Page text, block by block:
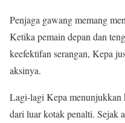
Penjaga gawang memang
Ketika pemain depan dan
keefektifan serangan, Kepa
aksinya.
Lagi-lagi Kepa menunjukkan
dari luar kotak penalti. Sejak